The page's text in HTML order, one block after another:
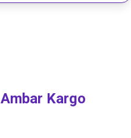
Ambar Kargo